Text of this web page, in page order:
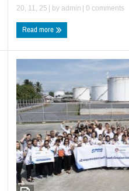
20, 11, 25 | byadmin 0 comments
Read more